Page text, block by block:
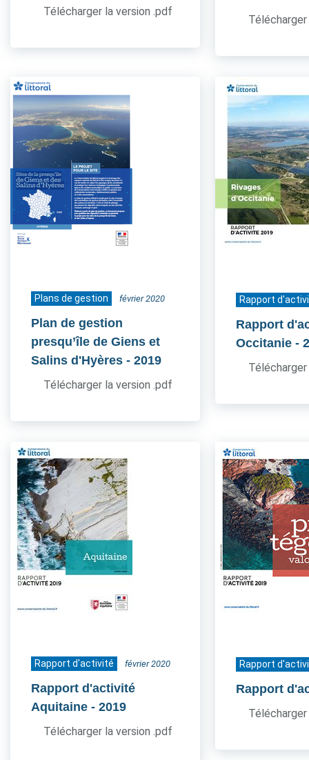
Télécharger la version .pdf
Plans de gestion février 2020
Plan de gestion
presqu’île de Giens et
Salins d'Hyères - 2019
Télécharger la version .pdf
Rapport
Rapport
Occitanie -
Rapport d'activité février 2020
Rapport d'activité
Aquitaine - 2019
Télécharger la version .pdf
Rapport
Rapport